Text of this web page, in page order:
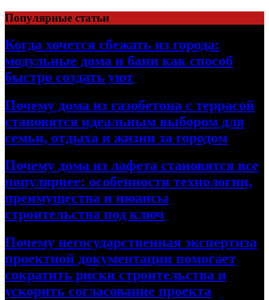
Перейти
к
содержимому
Популярные статьи
Когда хочется сбежать из города:
модульные дома и бани как способ
быстро создать уют
Почему дома из газобетона с террасой
становятся идеальным выбором для
семьи, отдыха и жизни за городом
Почему дома из лафета становятся все
популярнее: особенности технологии,
преимущества и нюансы
строительства под ключ
Почему негосударственная экспертиза
проектной документации помогает
сократить риски строительства и
ускорить согласование проекта